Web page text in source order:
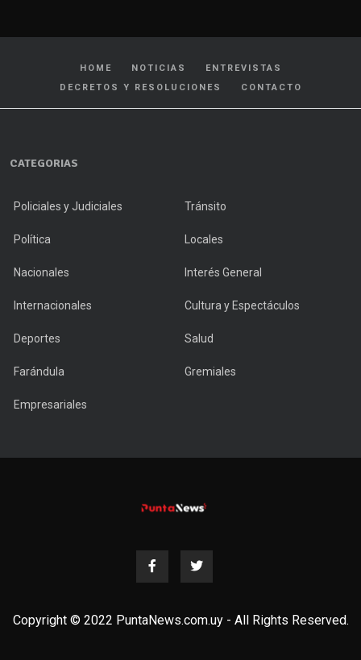
HOME NOTICIAS
ENTREVISTAS
DECRETOS Y RESOLUCIONES
CONTACTO
CATEGORIAS
Policiales y Judiciales Tránsito
Política Locales
Nacionales Interés General
Internacionales Cultura y Espectáculos
Deportes Salud
Farándula Gremiales
Empresariales
Copyright © 2022 PuntaNews.com.uy - All Rights Reserved.